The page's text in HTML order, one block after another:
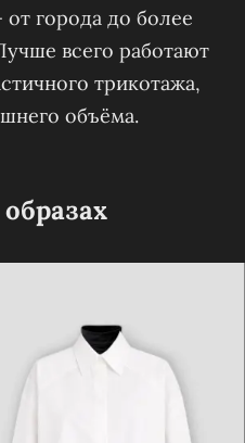
города до более
всего работают
трикотажа,
объёма.